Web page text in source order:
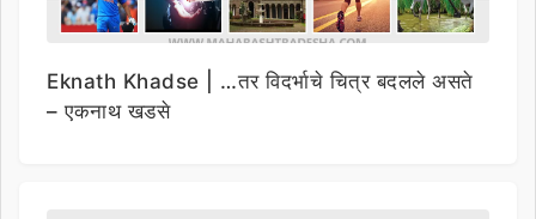
Eknath Khadse | …तर विदर्भाचे चित्र बदलले असते
– एकनाथ खडसे